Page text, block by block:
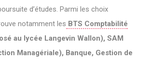
d’études. Parmi les choix
notamment les BTS Comptabilité
au lycée Langevin Wallon), SAM
Managériale), Banque, Gestion de